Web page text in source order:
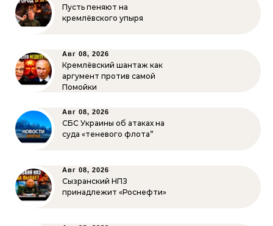
Пусть пеняют на
кремлёвского упыря
Авг 08, 2026
Кремлёвский шантаж как
аргумент против самой
Помойки
Авг 08, 2026
СБС Украины об атаках на
суда «теневого флота”
Авг 08, 2026
Сызранский НПЗ
принадлежит «Роснефти»